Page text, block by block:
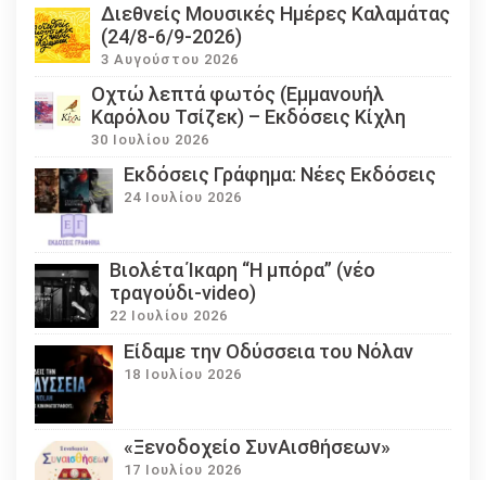
Διεθνείς Μουσικές Ημέρες Καλαμάτας
(24/8-6/9-2026)
3 Αυγούστου 2026
Οχτώ λεπτά φωτός (Εμμανουήλ
Καρόλου Τσίζεκ) – Εκδόσεις Κίχλη
30 Ιουλίου 2026
Εκδόσεις Γράφημα: Νέες Εκδόσεις
24 Ιουλίου 2026
Βιολέτα Ίκαρη “Η μπόρα” (νέο
τραγούδι-video)
22 Ιουλίου 2026
Eίδαμε την Οδύσσεια του Νόλαν
18 Ιουλίου 2026
«Ξενοδοχείο ΣυνΑισθήσεων»
17 Ιουλίου 2026